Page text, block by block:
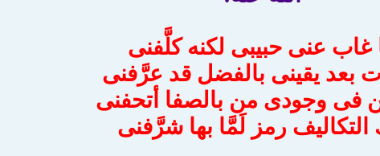
غاب عنى حبيبى لكنه كلَّفنى
بعد يقينى بالفضل قد عرَّفنى
فى وجودى من بالصفا أتحفنى
التكاليف رمز لَمَّا بها شرَّفنى